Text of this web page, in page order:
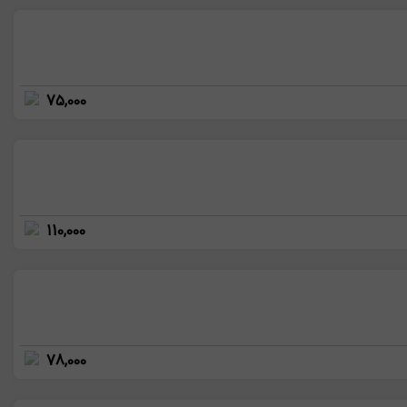
75,000
110,000
78,000